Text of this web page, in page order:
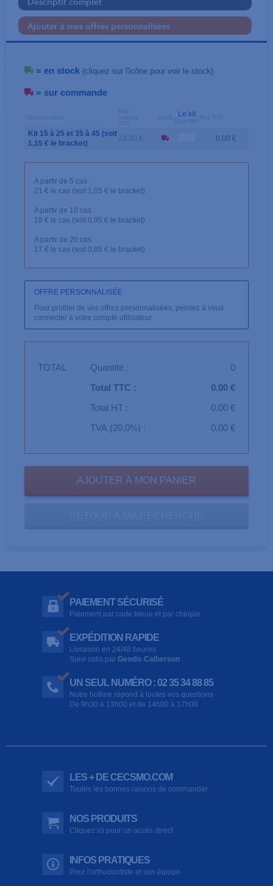
Descriptif complet
Ajouter à mes offres personnalisées
= en stock (cliquez sur l'icône pour voir le stock)
= sur commande
Le kit
Kit 15 à 25 et 35 à 45 (soit
1,15 € le bracket)
23.00 € 0.00 €
A partir de 5 cas :
21 € le cas (soit 1,05 € le bracket)
A partir de 10 cas :
19 € le cas (soit 0,95 € le bracket)
A partir de 20 cas :
17 € le cas (soit 0,85 € le bracket)
OFFRE PERSONNALISÉE
Pour profiter de vos offres personnalisées, pensez à vous
connecter à votre compte utilisateur.
TOTAL Quantité :
0
Total TTC :
0.00 €
Total HT :
0.00 €
TVA (20,0%) :
0.00 €
PAIEMENT SÉCURISÉ
Paiement par carte bleue et par chèque
EXPÉDITION RAPIDE
Livraison en 24/48 heures
Suivi colis par Geodis Calberson
UN SEUL NUMÉRO : 02 35 34 88 85
Notre hotline répond à toutes vos questions
De 9h30 à 13h00 et de 14h00 à 17h00
LES + DE CECSMO.COM
Toutes les bonnes raisons de commander
NOS PRODUITS
Cliquez ici pour un accès direct
INFOS PRATIQUES
Pour l'orthodontiste et son équipe